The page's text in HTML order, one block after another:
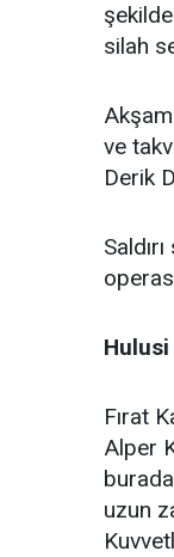
silah
ve
Derik
Fırat
Alper
uzun